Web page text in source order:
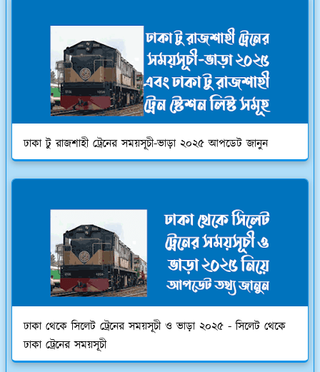
ঢাকা টু রাজশাহী ট্রেনের সময়সূচী-ভাড়া ২০২৫ আপডেট জানুন
ঢাকা থেকে সিলেট ট্রেনের সময়সূচী ও ভাড়া ২০২৫ - সিলেট থেকে
ঢাকা ট্রেনের সময়সূচী